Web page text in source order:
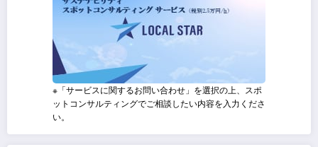
※「サービスに関するお問い合わせ」を選択の上、スポ
ットコンサルティングでご相談したい内容を入力くださ
い。